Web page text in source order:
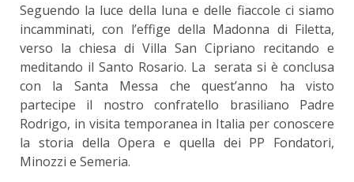
Seguendo la luce della luna e delle fiaccole ci siamo
incamminati, con l’effige della Madonna di Filetta,
verso la chiesa di Villa San Cipriano recitando e
meditando il Santo Rosario. La serata si è conclusa
con la Santa Messa che quest’anno ha visto
partecipe il nostro confratello brasiliano Padre
Rodrigo, in visita temporanea in Italia per conoscere
la storia della Opera e quella dei PP Fondatori,
Minozzi e Semeria.